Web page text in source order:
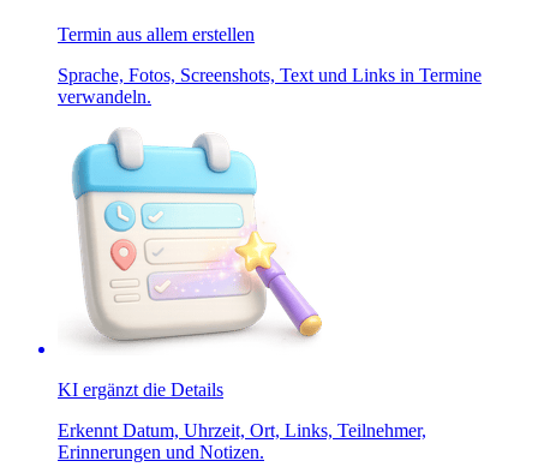
Termin aus allem erstellen
Sprache, Fotos, Screenshots, Text und Links in Termine
verwandeln.
KI ergänzt die Details
Erkennt Datum, Uhrzeit, Ort, Links, Teilnehmer,
Erinnerungen und Notizen.